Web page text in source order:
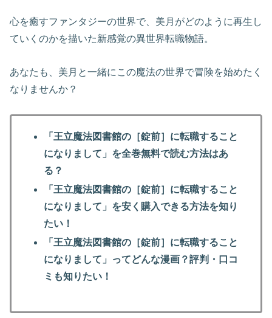
心を癒すファンタジーの世界で、美月がどのように再生し
ていくのかを描いた新感覚の異世界転職物語。
あなたも、美月と一緒にこの魔法の世界で冒険を始めたく
なりませんか？
「王立魔法図書館の［錠前］に転職すること
になりまして」を全巻無料で読む方法はあ
る？
「王立魔法図書館の［錠前］に転職すること
になりまして」を安く購入できる方法を知り
たい！
「王立魔法図書館の［錠前］に転職すること
になりまして」ってどんな漫画？評判・口コ
ミも知りたい！